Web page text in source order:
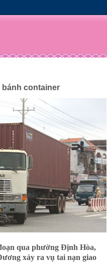
bánh container
qua phường Định Hòa,
xảy ra vụ tai nạn giao